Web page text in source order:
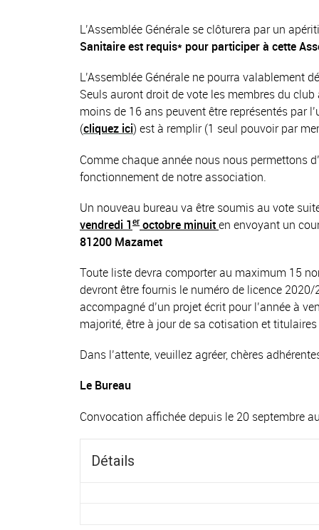
L’Assemblée Générale se clôturera par un
Sanitaire est requis* pour participer à cette
L’Assemblée Générale ne pourra valablement
Seuls auront droit de vote les membres du
moins de 16 ans peuvent être représentés par
(cliquez ici) est à remplir (1 seul pouvoir par
Comme chaque année nous nous permettons
fonctionnement de notre association.
Un nouveau bureau va être soumis au vote
vendredi 1er octobre minuiten envoyant un
81200 Mazamet
Toute liste devra comporter au maximum 15
devront être fournis le numéro de licence
accompagné d’un projet écrit pour l’année à
majorité, être à jour de sa cotisation et
Dans l’attente, veuillez agréer, chères
Le Bureau
Convocation affichée depuis le 20 septembre
Détails